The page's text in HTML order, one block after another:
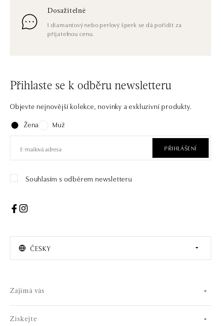
Dosažitelné
I diamantový nebo perlový šperk se dá pořídit za
přijatelnou cenu.
Přihlaste se k odběru newsletteru
Objevte nejnovější kolekce, novinky a exkluzivní produkty.
Žena
Muž
PŘIHLÁŠENÍ
Souhlasím s odběrem newsletteru
ČESKY
Zajímá vás
Získejte